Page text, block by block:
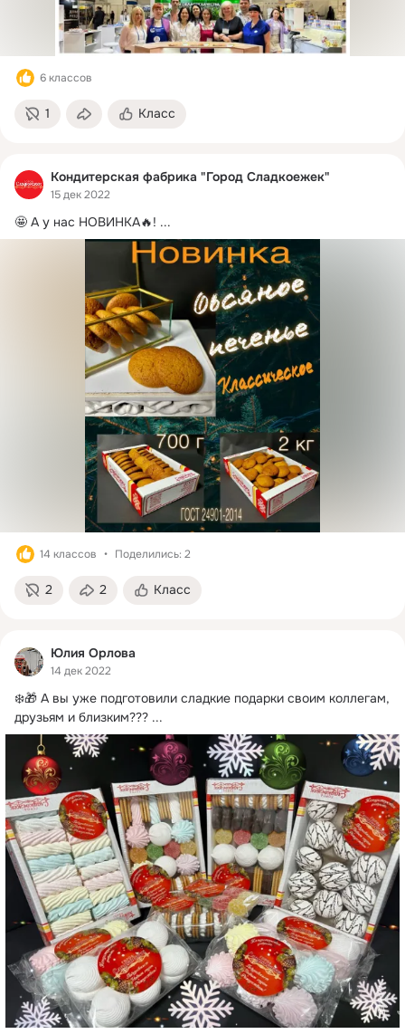
6 классов
1 Класс
Кондитерская фабрика "Город Сладкоежек"
15 дек 2022
🤩 А у нас НОВИНКА🔥! ...
14 классов Поделились: 2
2 2 Класс
Юлия Орлова
14 дек 2022
❄️🎁 А вы уже подготовили сладкие подарки своим коллегам,
друзьям и близким??? ...